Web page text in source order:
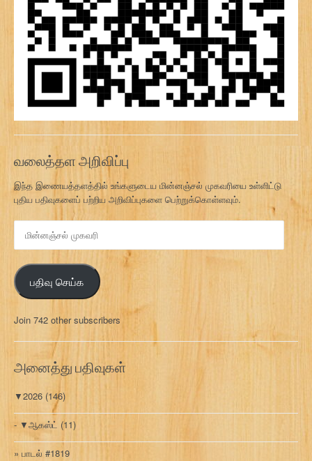
வலைத்தள அறிவிப்பு
இந்த இணையத்தளத்தில் உங்களுடைய மின்னஞ்சல் முகவரியை உள்ளிட்டு
புதிய பதிவுகளைப் பற்றிய அறிவிப்புகளை பெற்றுக்கொள்ளவும்.
ஞ்
ச
ல்
க
வ
பதிவு செய்க
Join 742 other subscribers
அனைத்து பதிவுகள்
▼2026 (146)
▼ஆகஸ்ட் (11)
பாடல் #1819